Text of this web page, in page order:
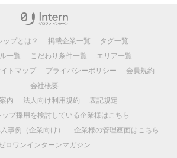
ップとは？ 掲載企業一覧
タグ一覧
一覧
こだわり条件一覧
エリア一覧
トマップ プライバシーポリシー
会員規約
会社概要
内
法人向け利用規約
表記規定
プ採用を検討している企業様はこちら
事例（企業向け）
企業様の管理画面はこちら
ロワンインターンマガジン